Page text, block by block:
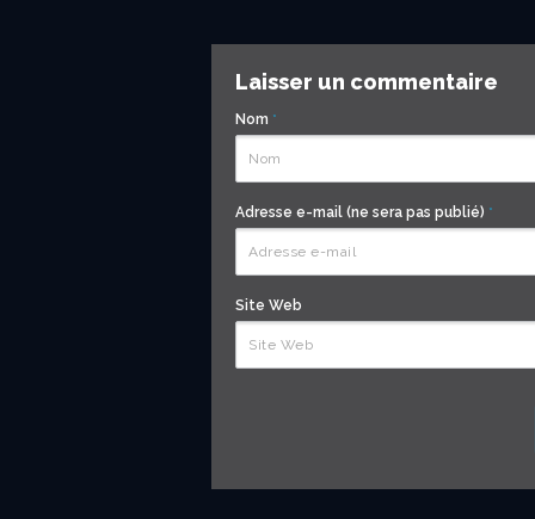
Laisser un commentaire
Nom *
Adresse e-mail (ne sera pas publié) *
Site Web